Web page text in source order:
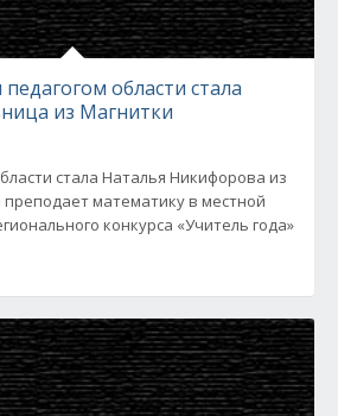
области стала
из Магнитки
стала Наталья Никифорова из
математику в местной
конкурса «Учитель года»